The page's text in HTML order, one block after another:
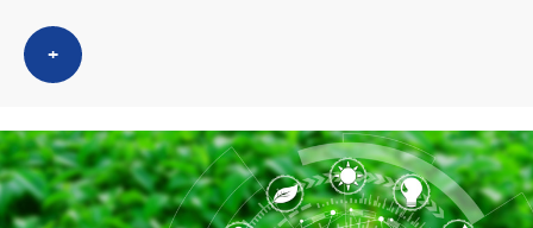
+